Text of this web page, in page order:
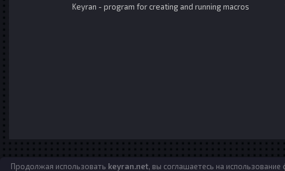
Keyran - program for creating and running macros